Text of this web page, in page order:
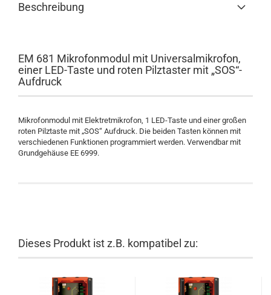
Beschreibung
EM 681 Mikrofonmodul mit Universalmikrofon,
einer LED-Taste und roten Pilztaster mit „SOS“-
Aufdruck
Mikrofonmodul mit Elektretmikrofon, 1 LED-Taste und einer großen
roten Pilztaste mit „SOS“ Aufdruck. Die beiden Tasten können mit
verschiedenen Funktionen programmiert werden. Verwendbar mit
Grundgehäuse EE 6999.
Dieses Produkt ist z.B. kompatibel zu: